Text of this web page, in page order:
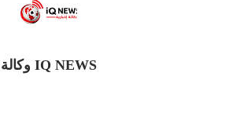
IQ NEWS وكالة